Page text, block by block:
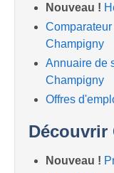
Nouveau !
Champigny
Annuaire de
Champigny
Offres
Découvrir
Nouveau !